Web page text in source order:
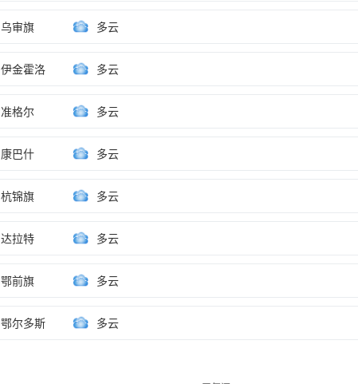
乌审旗 多云
伊金霍洛 多云
准格尔 多云
康巴什 多云
杭锦旗 多云
达拉特 多云
鄂前旗 多云
鄂尔多斯 多云